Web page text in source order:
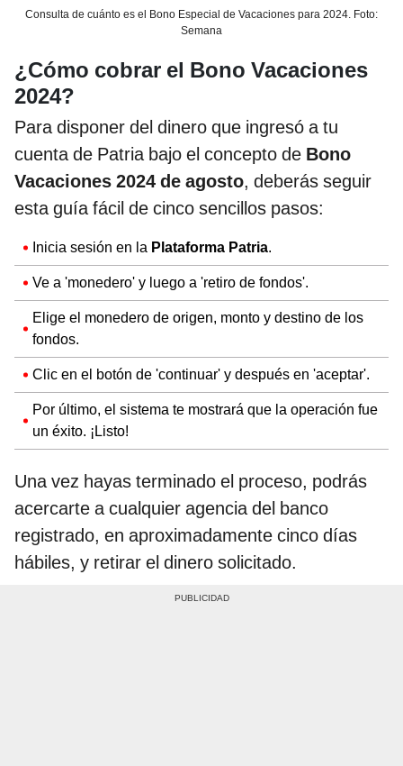
Consulta de cuánto es el Bono Especial de Vacaciones para 2024. Foto:
Semana
¿Cómo cobrar el Bono Vacaciones
2024?
Para disponer del dinero que ingresó a tu
cuenta de Patria bajo el concepto de Bono
Vacaciones 2024 de agosto, deberás seguir
esta guía fácil de cinco sencillos pasos:
Inicia sesión en la Plataforma Patria.
Ve a 'monedero' y luego a 'retiro de fondos'.
Elige el monedero de origen, monto y destino de los
fondos.
Clic en el botón de 'continuar' y después en 'aceptar'.
Por último, el sistema te mostrará que la operación fue
un éxito. ¡Listo!
Una vez hayas terminado el proceso, podrás
acercarte a cualquier agencia del banco
registrado, en aproximadamente cinco días
hábiles, y retirar el dinero solicitado.